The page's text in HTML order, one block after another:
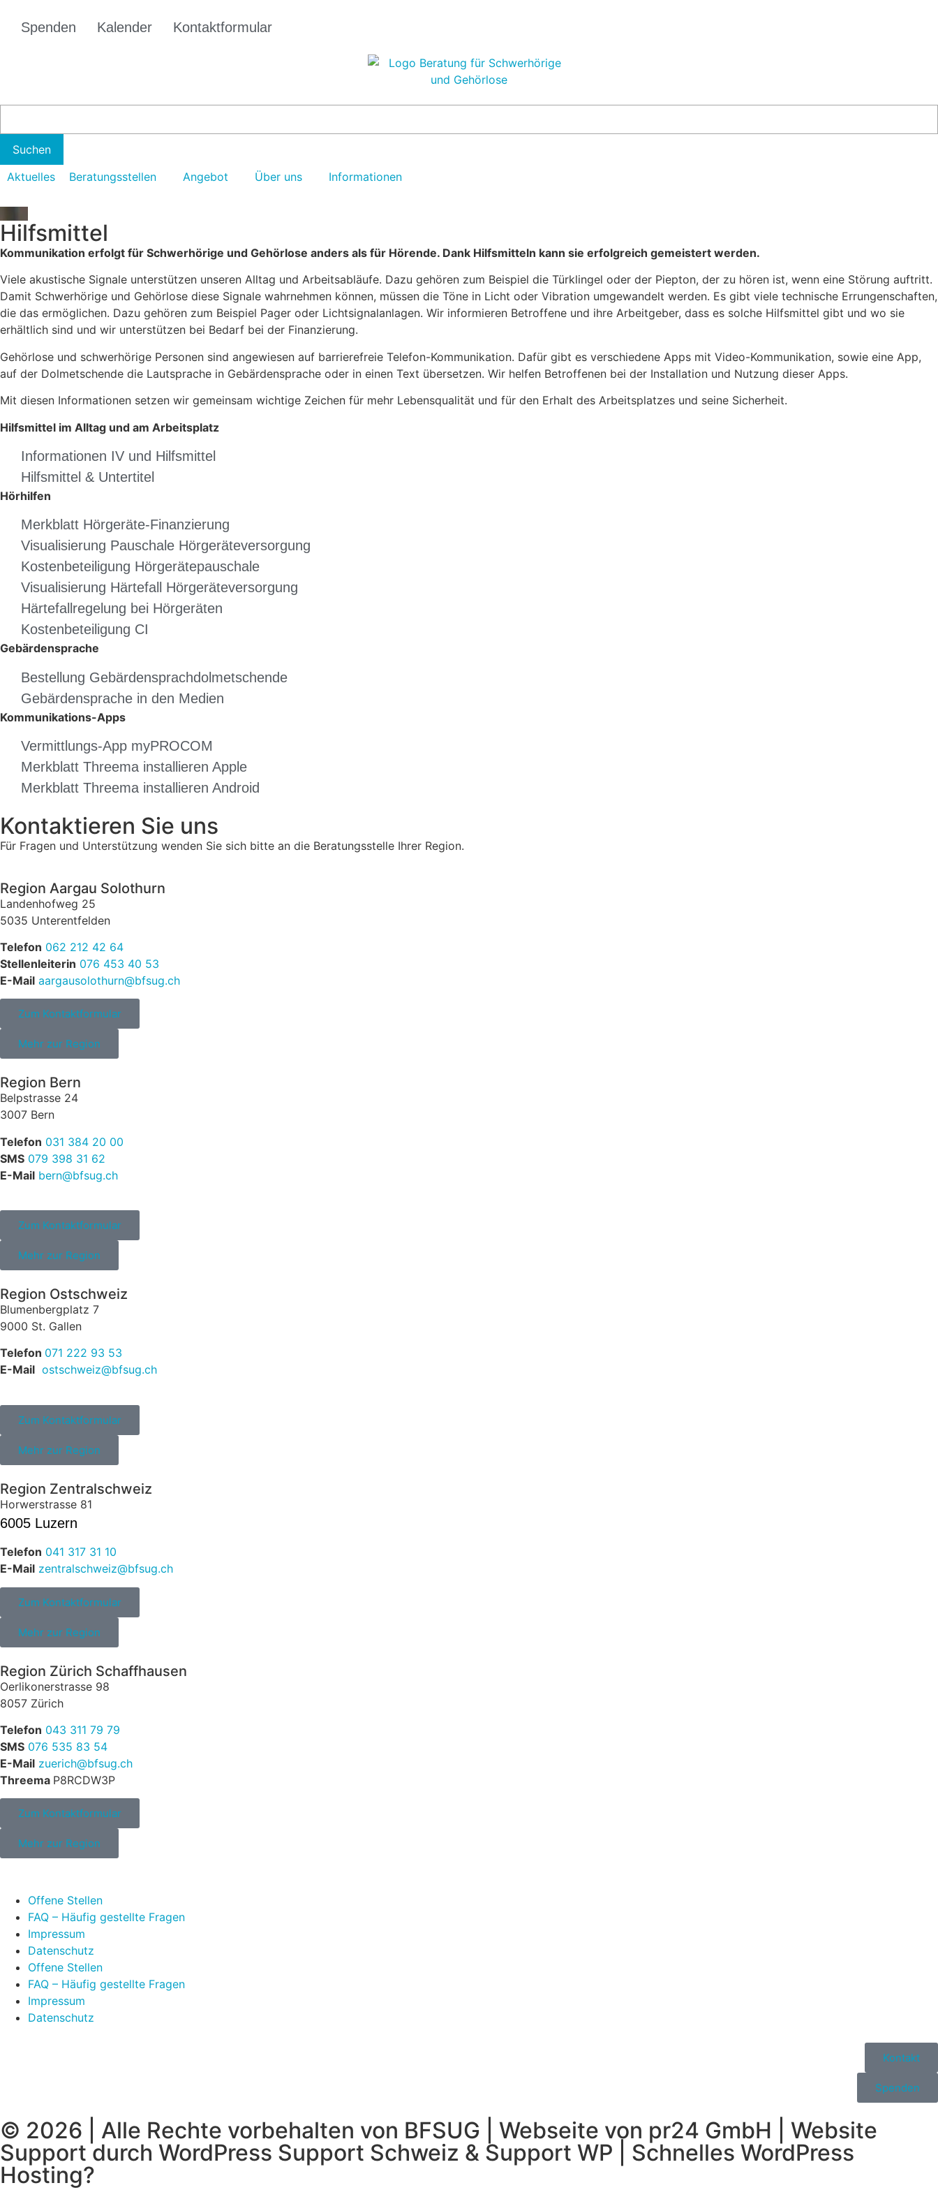
Spenden Kalender Kontaktformular
Aktuelles Beratungsstellen Angebot Über uns Informationen
Hilfsmittel
Kommunikation erfolgt für Schwerhörige und Gehörlose anders als für Hörende. Dank Hilfsmitteln kann sie erfolgreich gemeistert werden.
Viele akustische Signale unterstützen unseren Alltag und Arbeitsabläufe. Dazu gehören zum Beispiel die Türklingel oder der Piepton, der zu hören ist, wenn eine Störung auftritt.
Damit Schwerhörige und Gehörlose diese Signale wahrnehmen können, müssen die Töne in Licht oder Vibration umgewandelt werden. Es gibt viele technische Errungenschaften,
die das ermöglichen. Dazu gehören zum Beispiel Pager oder Lichtsignalanlagen. Wir informieren Betroffene und ihre Arbeitgeber, dass es solche Hilfsmittel gibt und wo sie
erhältlich sind und wir unterstützen bei Bedarf bei der Finanzierung.
Gehörlose und schwerhörige Personen sind angewiesen auf barrierefreie Telefon-Kommunikation. Dafür gibt es verschiedene Apps mit Video-Kommunikation, sowie eine App,
auf der Dolmetschende die Lautsprache in Gebärdensprache oder in einen Text übersetzen. Wir helfen Betroffenen bei der Installation und Nutzung dieser Apps.
Mit diesen Informationen setzen wir gemeinsam wichtige Zeichen für mehr Lebensqualität und für den Erhalt des Arbeitsplatzes und seine Sicherheit.
Hilfsmittel im Alltag und am Arbeitsplatz
Informationen IV und Hilfsmittel
Hilfsmittel & Untertitel
Hörhilfen
Merkblatt Hörgeräte-Finanzierung
Visualisierung Pauschale Hörgeräteversorgung
Kostenbeteiligung Hörgerätepauschale
Visualisierung Härtefall Hörgeräteversorgung
Härtefallregelung bei Hörgeräten
Kostenbeteiligung CI
Gebärdensprache
Bestellung Gebärdensprachdolmetschende
Gebärdensprache in den Medien
Kommunikations-Apps
Vermittlungs-App myPROCOM
Merkblatt Threema installieren Apple
Merkblatt Threema installieren Android
Kontaktieren Sie uns
Für Fragen und Unterstützung wenden Sie sich bitte an die Beratungsstelle Ihrer Region.
Region Aargau Solothurn
Landenhofweg 25
5035 Unterentfelden
Telefon 062 212 42 64
Stellenleiterin 076 453 40 53
E-Mail aargausolothurn@bfsug.ch
Zum Kontaktformular
Mehr zur Region
Region Bern
Belpstrasse 24
3007 Bern
Telefon 031 384 20 00
SMS 079 398 31 62
E-Mail bern@bfsug.ch
Zum Kontaktformular
Mehr zur Region
Region Ostschweiz
Blumenbergplatz 7
9000 St. Gallen
Telefon 071 222 93 53
E-Mail ostschweiz@bfsug.ch
Zum Kontaktformular
Mehr zur Region
Region Zentralschweiz
Horwerstrasse 81
6005 Luzern
Telefon 041 317 31 10
E-Mail zentralschweiz@bfsug.ch
Zum Kontaktformular
Mehr zur Region
Region Zürich Schaffhausen
Oerlikonerstrasse 98
8057 Zürich
Telefon 043 311 79 79
SMS 076 535 83 54
E-Mail zuerich@bfsug.ch
Threema P8RCDW3P
Zum Kontaktformular
Mehr zur Region
Offene Stellen
FAQ – Häufig gestellte Fragen
Impressum
Datenschutz
Offene Stellen
FAQ – Häufig gestellte Fragen
Impressum
Datenschutz
Kontakt
Spenden
© 2026 | Alle Rechte vorbehalten von BFSUG | Webseite von pr24 GmbH | Website
Support durch WordPress Support Schweiz & Support WP | Schnelles WordPress
Hosting?